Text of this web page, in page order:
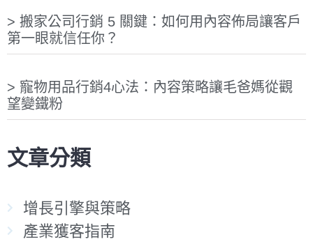
搬家公司行銷 5 關鍵：如何用內容佈局讓客戶
第一眼就信任你？
寵物用品行銷4心法：內容策略讓毛爸媽從觀
望變鐵粉
文章分類
增長引擎與策略
產業獲客指南